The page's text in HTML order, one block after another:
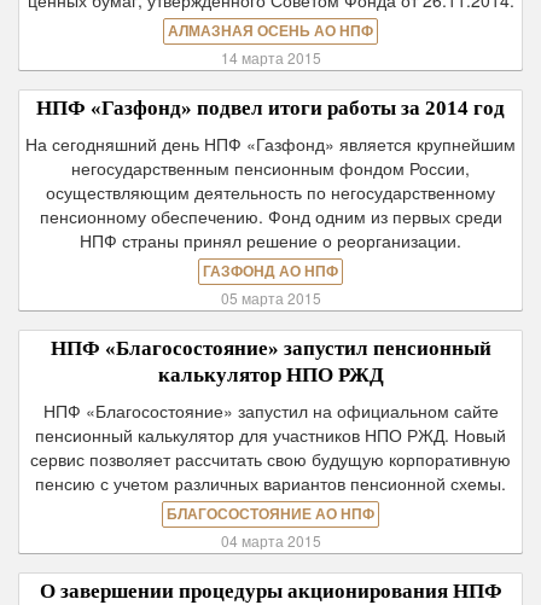
АЛМАЗНАЯ ОСЕНЬ АО НПФ
14 марта 2015
НПФ «Газфонд» подвел итоги работы за 2014 год
На сегодняшний день НПФ «Газфонд» является крупнейшим
негосударственным пенсионным фондом России,
осуществляющим деятельность по негосударственному
пенсионному обеспечению. Фонд одним из первых среди
НПФ страны принял решение о реорганизации.
ГАЗФОНД АО НПФ
05 марта 2015
НПФ «Благосостояние» запустил пенсионный
калькулятор НПО РЖД
НПФ «Благосостояние» запустил на официальном сайте
пенсионный калькулятор для участников НПО РЖД. Новый
сервис позволяет рассчитать свою будущую корпоративную
пенсию с учетом различных вариантов пенсионной схемы.
БЛАГОСОСТОЯНИЕ АО НПФ
04 марта 2015
О завершении процедуры акционирования НПФ